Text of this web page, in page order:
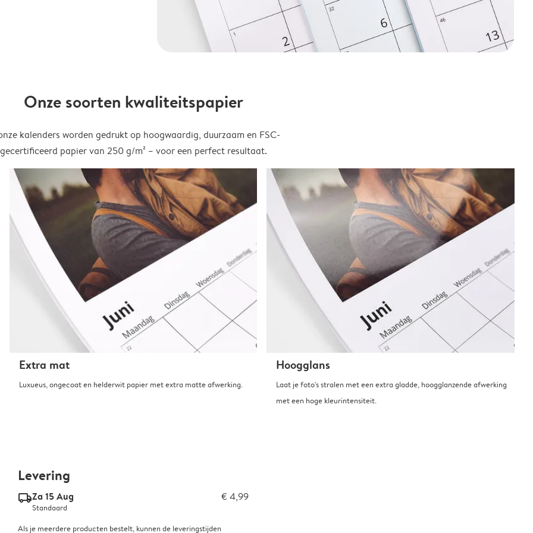
Onze soorten kwaliteitspapier
kalenders worden gedrukt op hoogwaardig, duurzaam en FSC-
gecertificeerd papier van 250 g/m² – voor een perfect resultaat.
Extra mat
Luxueus, ongecoat en helderwit papier met extra matte afwerking.
Hoogglans
Laat je foto's stralen met een extra gladde, hoogglanzende afwerking
met een hoge kleurintensiteit.
Levering
delivery_standard_v2Za 15 Aug € 4,99
Standaard
Als je meerdere producten bestelt, kunnen de leveringstijden